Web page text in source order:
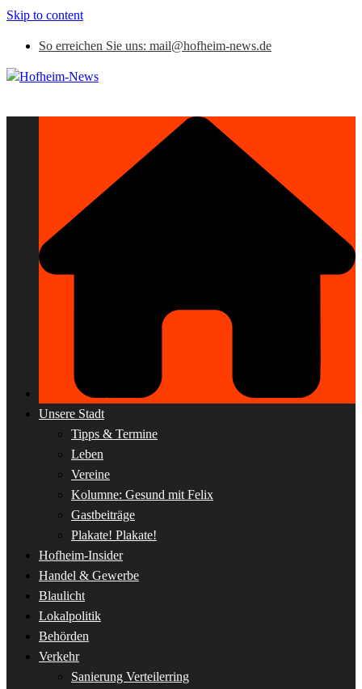
Skip to content
So erreichen Sie uns: mail@hofheim-news.de
Unsere Stadt
Tipps & Termine
Leben
Vereine
Kolumne: Gesund mit Felix
Gastbeiträge
Plakate! Plakate!
Hofheim-Insider
Handel & Gewerbe
Blaulicht
Lokalpolitik
Behörden
Verkehr
Sanierung Verteilerring